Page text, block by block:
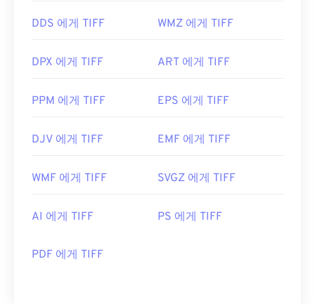
DDS 에게 TIFF WMZ 에게 TIFF
DPX 에게 TIFF ART 에게 TIFF
PPM 에게 TIFF EPS 에게 TIFF
DJV 에게 TIFF EMF 에게 TIFF
WMF 에게 TIFF SVGZ 에게 TIFF
AI 에게 TIFF PS 에게 TIFF
PDF 에게 TIFF